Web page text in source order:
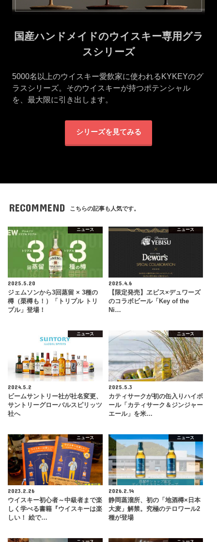
国産ハンドメイドのウイスキー専用グラ
スシリーズ
5000名以上のウイスキー愛飲家に使われるKYKEYのグ
ラスシリーズ。そのウイスキーが持つポテンシャル
を、最大限に引き出します。
シリーズを見てみる
RECOMMEND こちらの記事も人気です。
ニュース
2025.5.20
ジェムソンから3回蒸留 × 3種の
樽（栗樽も！）「トリプル トリ
プル」登場！
ニュース
2025.4.6
【限定発売】ヱビス×デュワーズ
のコラボビール「Key of the
Ni…
ニュース
2024.5.2
ビームサントリー社が社名変更、
サントリーグローバルスピリッツ
社へ
ニュース
2025.5.3
カティサークが初の缶入りハイボ
ール「カティサーク＆ジンジャー
エール」を米…
ニュース
2023.2.26
ウイスキー初心者～中級者まで楽
しく学べる書籍『ウイスキーは楽
しい！ 絵で…
ニュース
2026.2.14
静岡蒸溜所、初の「地酒樽×日本
大麦」解禁。究極のテロワール2
種が登場